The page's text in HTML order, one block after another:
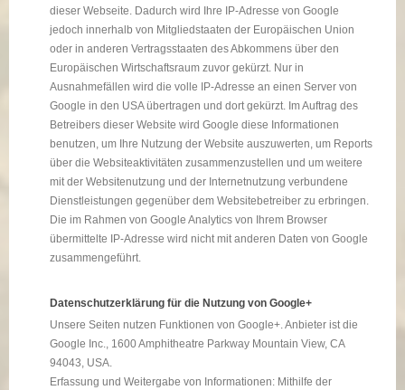
dieser Webseite. Dadurch wird Ihre IP-Adresse von Google
jedoch innerhalb von Mitgliedstaaten der Europäischen Union
oder in anderen Vertragsstaaten des Abkommens über den
Europäischen Wirtschaftsraum zuvor gekürzt. Nur in
Ausnahmefällen wird die volle IP-Adresse an einen Server von
Google in den USA übertragen und dort gekürzt. Im Auftrag des
Betreibers dieser Website wird Google diese Informationen
benutzen, um Ihre Nutzung der Website auszuwerten, um Reports
über die Websiteaktivitäten zusammenzustellen und um weitere
mit der Websitenutzung und der Internetnutzung verbundene
Dienstleistungen gegenüber dem Websitebetreiber zu erbringen.
Die im Rahmen von Google Analytics von Ihrem Browser
übermittelte IP-Adresse wird nicht mit anderen Daten von Google
zusammengeführt.
Datenschutzerklärung für die Nutzung von Google+
Unsere Seiten nutzen Funktionen von Google+. Anbieter ist die
Google Inc., 1600 Amphitheatre Parkway Mountain View, CA
94043, USA.
Erfassung und Weitergabe von Informationen: Mithilfe der